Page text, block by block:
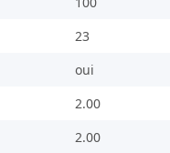
23
oui
2.00
2.00